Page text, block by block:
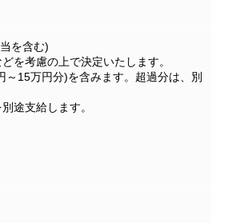
を含む)
を考慮の上で決定いたします。
15万円分)を含みます。超過分は、別
途支給します。